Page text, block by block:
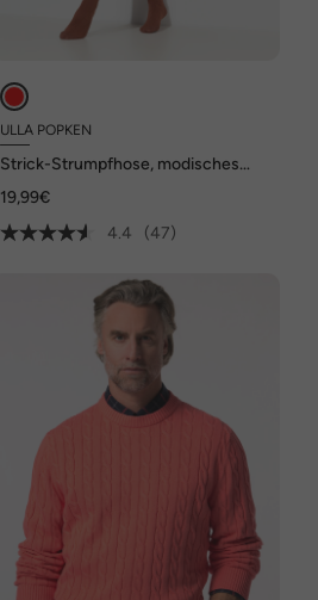
ULLA POPKEN
Strick-Strumpfhose, modisches
19,99€
4.4
(47)